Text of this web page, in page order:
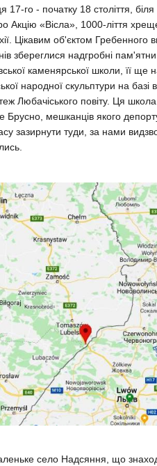
17-го - початку 18 століття,
Акцію «Вісла», 1000-ліття
Цікавим об'єктом Гребенного
збереглися надгробні
каменярської школи, її ще
народної скульптури на базі
Любачіського повіту. Ця
Брусно, мешканців якого
зазирнути туди, за нами
село Надсяння, що